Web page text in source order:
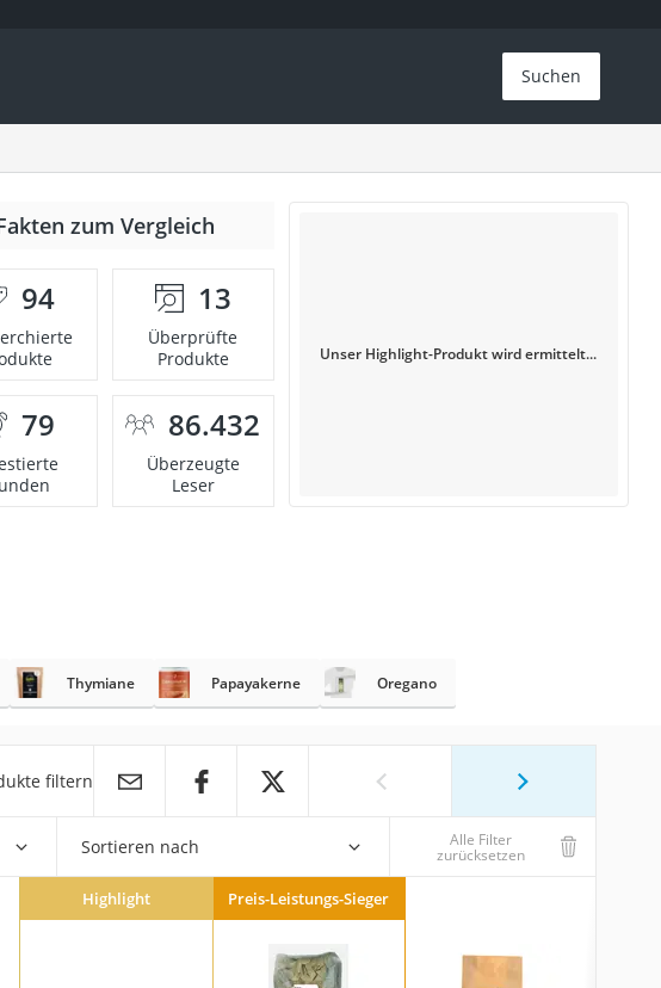
Suchen
zum Vergleich
94 13
Überprüfte
Produkte
79 86.432
Überzeugte
Leser
Unser Highlight-Produkt wird ermittelt...
Thymiane Papayakerne Oregano
filtern
Sortieren nach Alle Filter
zurücksetzen
Highlight Preis-Leistungs-Sieger